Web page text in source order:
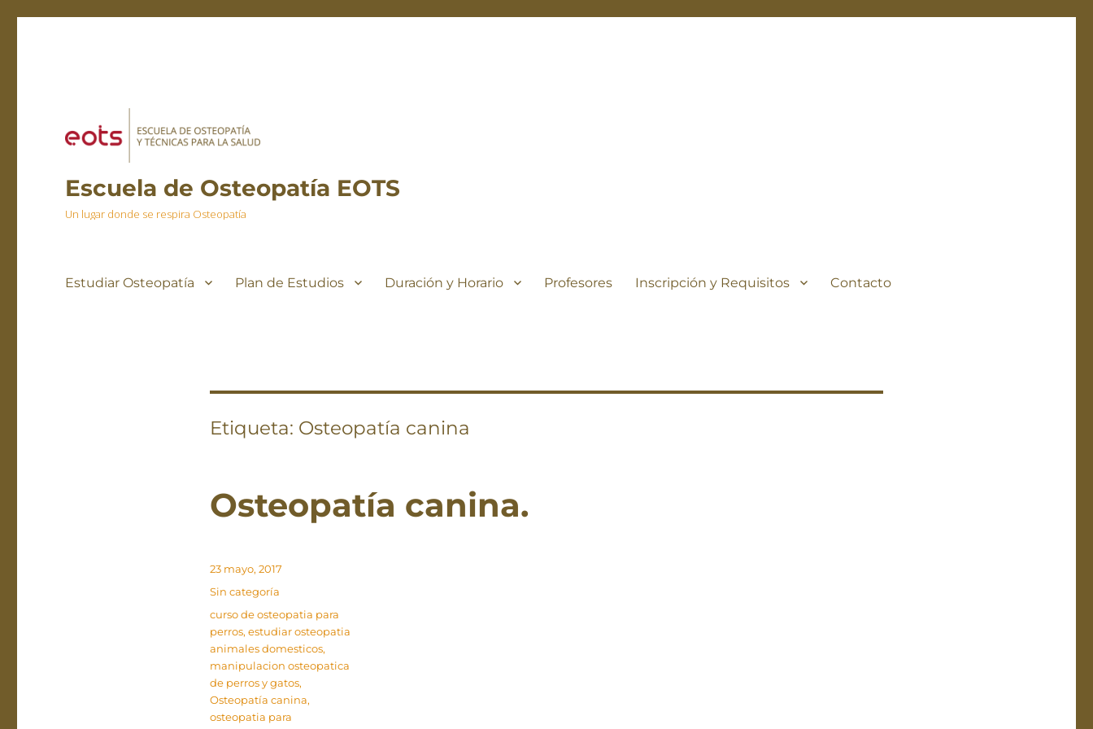
Escuela de Osteopatía EOTS
Un lugar donde se respira Osteopatía
Estudiar Osteopatía Plan de Estudios Duración y Horario Profesores Inscripción y Requisitos Contacto
Etiqueta: Osteopatía canina
Osteopatía canina.
Publicado
el
23 mayo, 2017
Categorías
Sin categoría
Etiquetas
curso de osteopatia para
perros, estudiar osteopatia
animales domesticos,
manipulacion osteopatica
de perros y gatos,
Osteopatía canina,
osteopatia para